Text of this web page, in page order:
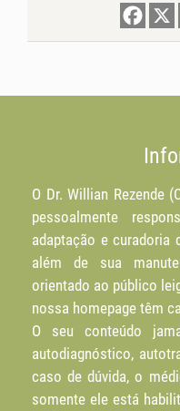
O Dr. Willian Rezende
pessoalmente
adaptação e curadoria
além de sua
orientado ao público
nossa homepage têm
O seu conteúdo
autodiagnóstico,
caso de dúvida, o
somente ele está